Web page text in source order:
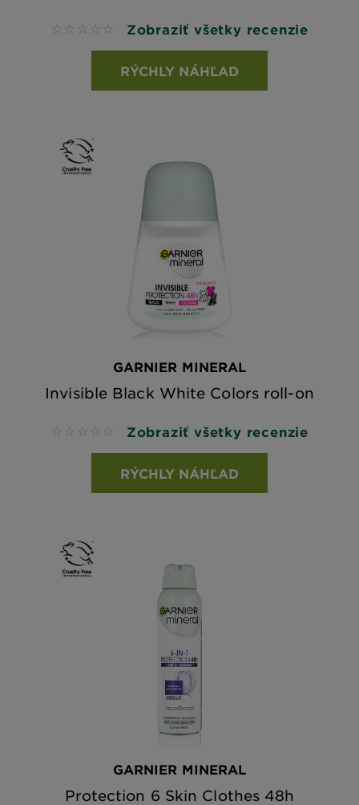
No reviews Zobraziť všetky recenzie
RÝCHLY NÁHĽAD
GARNIER MINERAL
Invisible Black White Colors roll-on
No reviews Zobraziť všetky recenzie
RÝCHLY NÁHĽAD
GARNIER MINERAL
Protection 6 Skin Clothes 48h